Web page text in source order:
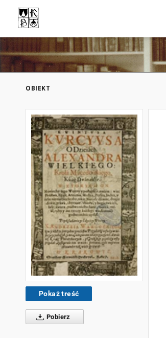
OBIEKT
Pokaż treść
Pobierz